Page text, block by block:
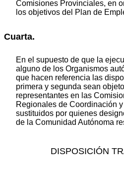
Comisiones Provinciales, en
los objetivos del Plan de
Cuarta.
En el supuesto de que la
alguno de los Organismos
que hacen referencia las
primera y segunda sean
representantes en las
Regionales de Coordinación
sustituidos por quienes
de la Comunidad Autónoma
DISPOSICIÓN